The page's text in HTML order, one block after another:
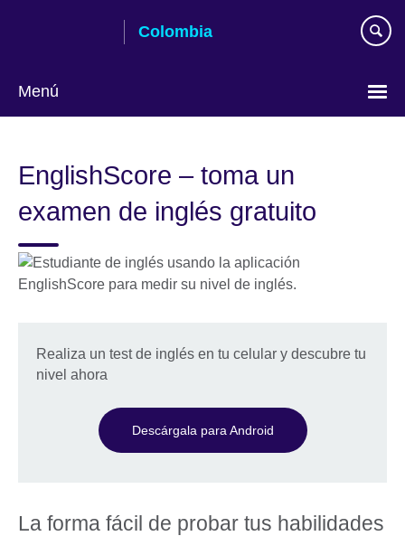
Colombia
Menú
idioma
EnglishScore – toma un
examen de inglés gratuito
Realiza un test de inglés en tu celular y descubre tu
nivel ahora
Descárgala para Android
La forma fácil de probar tus habilidades